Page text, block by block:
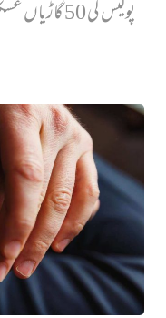
پولیس کی 50 گاڑیاں عسکریت پسندوں کے حملوں میں جلائی...